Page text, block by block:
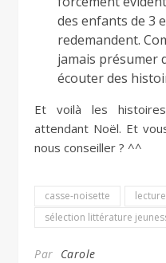
des enfants de 3
redemandent.
jamais présumer
écouter des
Et voilà les
attendant Noël. Et
nous conseiller ? ^^
casse-noisette
sélection littérature
Par Carole